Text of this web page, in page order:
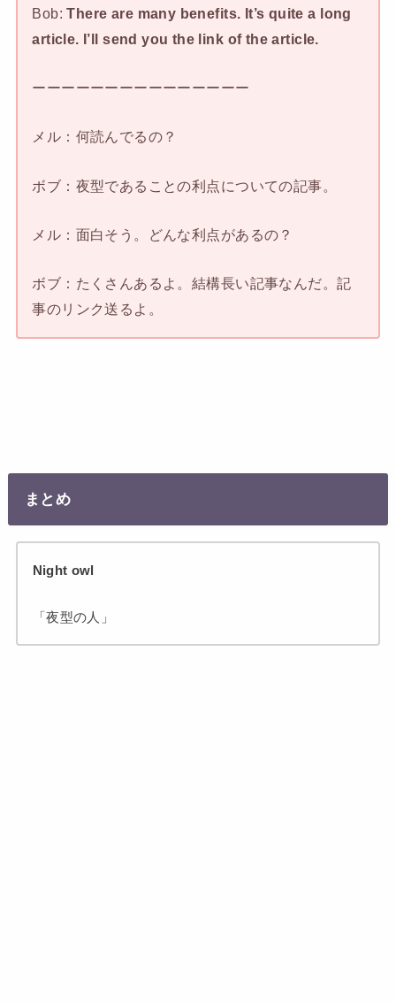
Bob:There are many benefits. It’s quite a long
article. I’ll send you the link of the article.
ーーーーーーーーーーーーーーー
メル：何読んでるの？
ボブ：夜型であることの利点についての記事。
メル：面白そう。どんな利点があるの？
ボブ：たくさんあるよ。結構長い記事なんだ。記
事のリンク送るよ。
まとめ
Night owl
「夜型の人」